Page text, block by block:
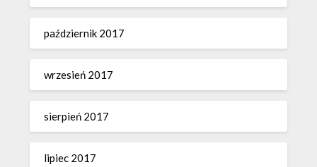
październik 2017
wrzesień 2017
sierpień 2017
lipiec 2017